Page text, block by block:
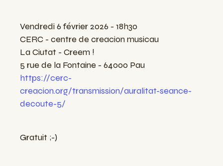
Vendredi 6 février 2026 - 18h30
CERC - centre de creacion musicau
La Ciutat - Creem !
5 rue de la Fontaine - 64000 Pau
https://cerc-
creacion.org/transmission/auralitat-seance-
decoute-5/
Gratuit ;-)